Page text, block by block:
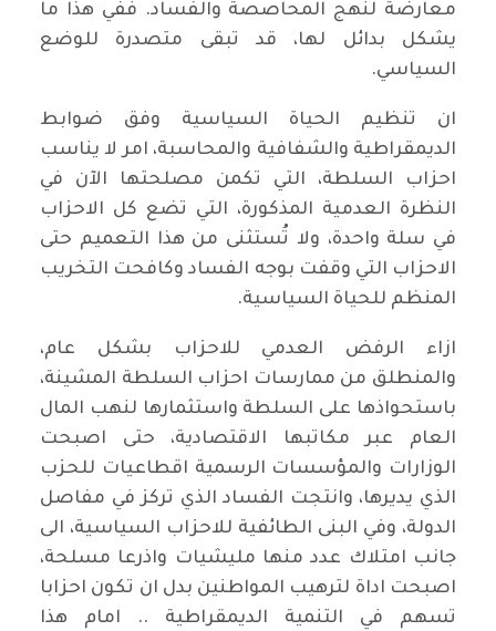
معارضة لنهج المحاصصة والفساد. ففي هذا ما
يشكل بدائل لها، قد تبقى متصدرة للوضع
السياسي.
ان تنظيم الحياة السياسية وفق ضوابط
الديمقراطية والشفافية والمحاسبة، امر لا يناسب
احزاب السلطة، التي تكمن مصلحتها الآن في
النظرة العدمية المذكورة، التي تضع كل الاحزاب
في سلة واحدة، ولا تُستثنى من هذا التعميم حتى
الاحزاب التي وقفت بوجه الفساد وكافحت التخريب
المنظم للحياة السياسية.
ازاء الرفض العدمي للاحزاب بشكل عام،
والمنطلق من ممارسات احزاب السلطة المشينة،
باستحواذها على السلطة واستثمارها لنهب المال
العام عبر مكاتبها الاقتصادية، حتى اصبحت
الوزارات والمؤسسات الرسمية اقطاعيات للحزب
الذي يديرها، وانتجت الفساد الذي تركز في مفاصل
الدولة، وفي البنى الطائفية للاحزاب السياسية، الى
جانب امتلاك عدد منها مليشيات واذرعا مسلحة،
اصبحت اداة لترهيب المواطنين بدل ان تكون احزابا
تسهم في التنمية الديمقراطية .. امام هذا